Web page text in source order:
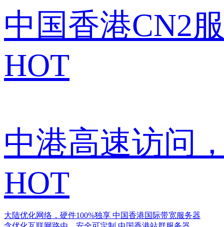
中国香港CN2
HOT
中港高速访问
HOT
大陆优化网络，硬件100%独享 中国香港国际带宽服务器